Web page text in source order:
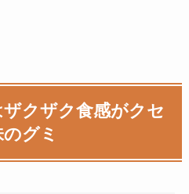
クザク食感がクセ
グミ